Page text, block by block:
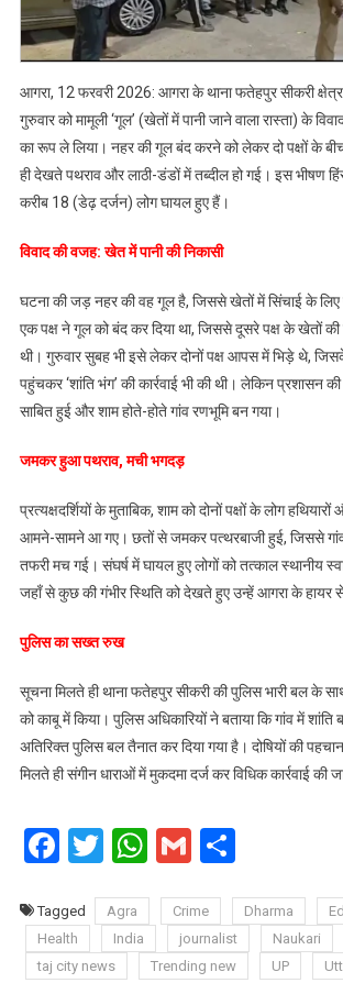
आगरा, 12 फरवरी 2026: आगरा के थाना फतेहपुर सीकरी क्षेत्र
गुरुवार को मामूली ‘गूल’ (खेतों में पानी जाने वाला रास्ता) के
का रूप ले लिया। नहर की गूल बंद करने को लेकर दो पक्षों के
ही देखते पथराव और लाठी-डंडों में तब्दील हो गई। इस भीषण
करीब 18 (डेढ़ दर्जन) लोग घायल हुए हैं।
​विवाद की वजह: खेत में पानी की निकासी
​घटना की जड़ नहर की वह गूल है, जिससे खेतों में सिंचाई के लिए
एक पक्ष ने गूल को बंद कर दिया था, जिससे दूसरे पक्ष के खेतों की
थी। गुरुवार सुबह भी इसे लेकर दोनों पक्ष आपस में भिड़े थे,
पहुंचकर ‘शांति भंग’ की कार्रवाई भी की थी। लेकिन प्रशासन
साबित हुई और शाम होते-होते गांव रणभूमि बन गया।
जमकर हुआ पथराव, मची भगदड़
प्रत्यक्षदर्शियों के मुताबिक, शाम को दोनों पक्षों के लोग
आमने-सामने आ गए। छतों से जमकर पत्थरबाजी हुई, जिससे
तफरी मच गई। संघर्ष में घायल हुए लोगों को तत्काल स्थानीय
जहाँ से कुछ की गंभीर स्थिति को देखते हुए उन्हें आगरा के हायर
पुलिस का सख्त रुख
सूचना मिलते ही थाना फतेहपुर सीकरी की पुलिस भारी बल के
को काबू में किया। पुलिस अधिकारियों ने बताया कि गांव में
अतिरिक्त पुलिस बल तैनात कर दिया गया है। दोषियों की
मिलते ही संगीन धाराओं में मुकदमा दर्ज कर विधिक कार्रवाई की
Facebook
Twitter
WhatsApp
GmailShare
Tagged Agra Crime Dharma
Health
India journalist Naukari
taj city news
Trending new UP